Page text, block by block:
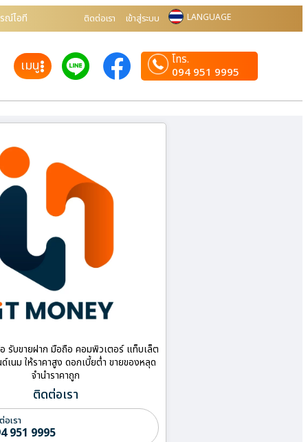
ณ์ไอที ติดต่อเรา เข้าสู่ระบบ LANGUAGE
เมนู
โทร.
094 951 9995
รับขายฝาก มือถือ คอมพิวเตอร์ แท็บเล็ต
เนม ให้ราคาสูง ดอกเบี้ยต่ำ ขายของหลุด
จำนำราคาถูก
ติดต่อเรา
อเรา
951 9995